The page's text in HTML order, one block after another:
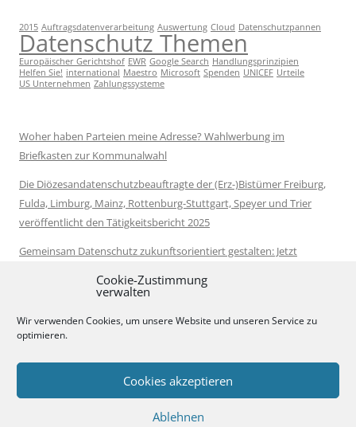
Cookie-Zustimmung
verwalten
Wir verwenden Cookies, um unsere Website und unseren Service zu
optimieren.
Cookies akzeptieren
Ablehnen
2015 Auftragsdatenverarbeitung Auswertung Cloud Datenschutzpannen
Datenschutz Themen
Europäischer Gerichtshof EWR Google Search Handlungsprinzipien
Helfen Sie! international Maestro Microsoft Spenden UNICEF Urteile
US Unternehmen Zahlungssysteme
Woher haben Parteien meine Adresse? Wahlwerbung im
Briefkasten zur Kommunalwahl
Die Diözesandatenschutzbeauftragte der (Erz-)Bistümer Freiburg,
Fulda, Limburg, Mainz, Rottenburg-Stuttgart, Speyer und Trier
veröffentlicht den Tätigkeitsbericht 2025
Gemeinsam Datenschutz zukunftsorientiert gestalten: Jetzt
Neue Leitlinien zur Anonymisierung von Daten veröffentlicht
Bundestag wählt Moritz Hennemann als Nachfolger von Louisa